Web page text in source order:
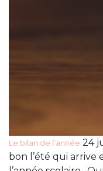
Le bilan de l’année 24
bon l’été qui arrive